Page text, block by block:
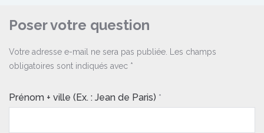
Poser votre question
Votre adresse e-mail ne sera pas publiée. Les champs
obligatoires sont indiqués avec *
Prénom + ville (Ex. : Jean de Paris) *